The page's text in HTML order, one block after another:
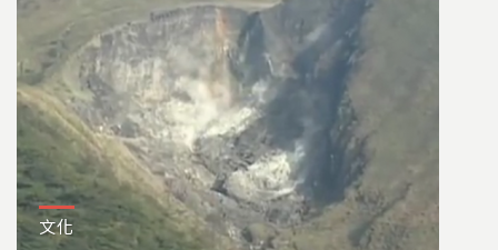
文化